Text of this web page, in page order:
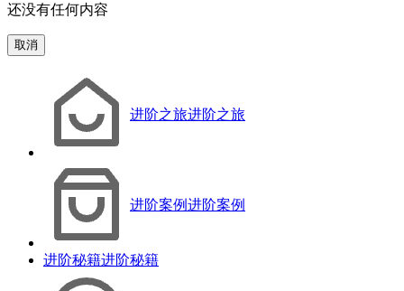
还没有任何内容
取消
进阶之旅进阶之旅
进阶案例进阶案例
进阶秘籍进阶秘籍